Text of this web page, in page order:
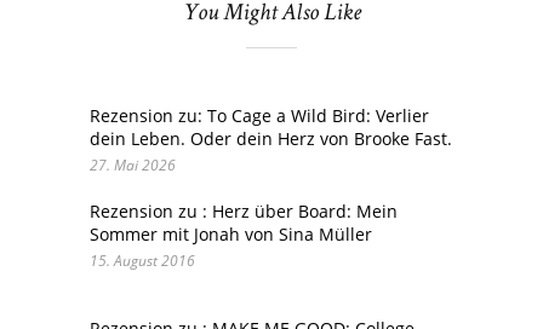
You Might Also Like
Rezension zu: To Cage a Wild Bird: Verlier
dein Leben. Oder dein Herz von Brooke Fast.
27. Mai 2026
Rezension zu : Herz über Board: Mein
Sommer mit Jonah von Sina Müller
15. August 2016